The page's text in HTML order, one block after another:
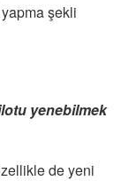
şekli
yenebilmek
de yeni